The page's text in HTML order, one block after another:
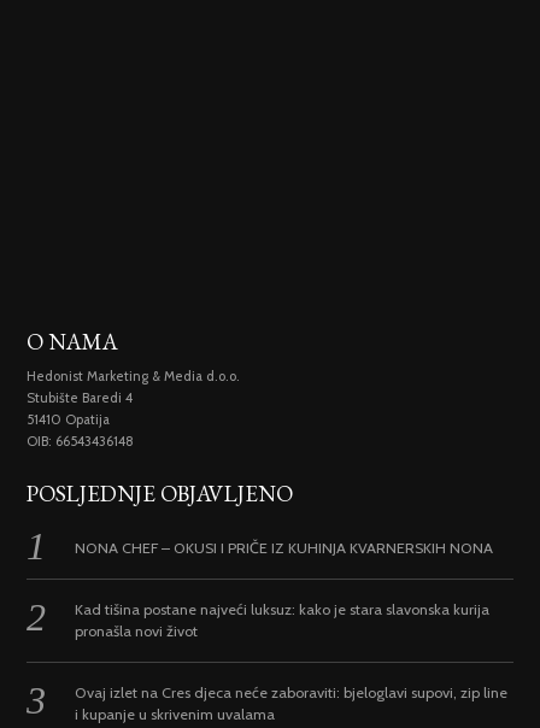
O NAMA
Hedonist Marketing & Media d.o.o.
Stubište Baredi 4
51410 Opatija
OIB: 66543436148
POSLJEDNJE OBJAVLJENO
NONA CHEF – OKUSI I PRIČE IZ KUHINJA KVARNERSKIH NONA
Kad tišina postane najveći luksuz: kako je stara slavonska kurija
pronašla novi život
Ovaj izlet na Cres djeca neće zaboraviti: bjeloglavi supovi, zip line
i kupanje u skrivenim uvalama